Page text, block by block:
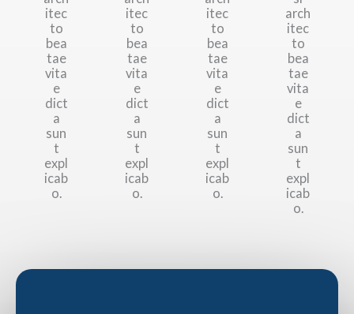
itec
to
bea
tae
vita
e
dict
a
sun
t
expl
icab
o.
itec
to
bea
tae
vita
e
dict
a
sun
t
expl
icab
o.
itec
to
bea
tae
vita
e
dict
a
sun
t
expl
icab
o.
arch
itec
to
bea
tae
vita
e
dict
a
sun
t
expl
icab
o.